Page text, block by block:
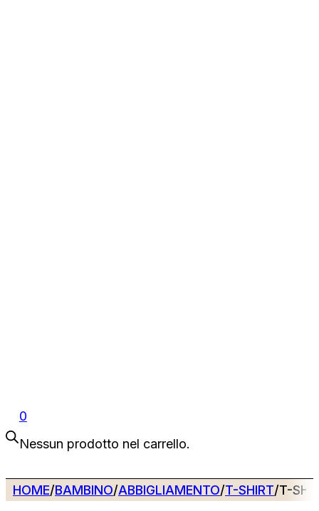
0
Nessun prodotto nel carrello.
HOME/BAMBINO/ABBIGLIAMENTO/T-SHIRT/T-